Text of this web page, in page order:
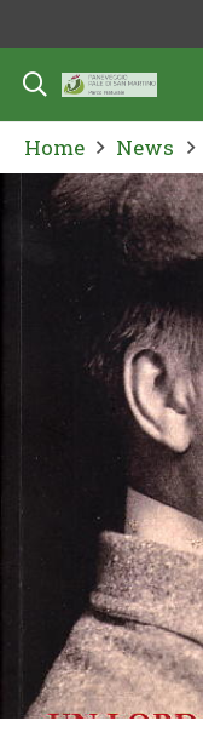
Home News